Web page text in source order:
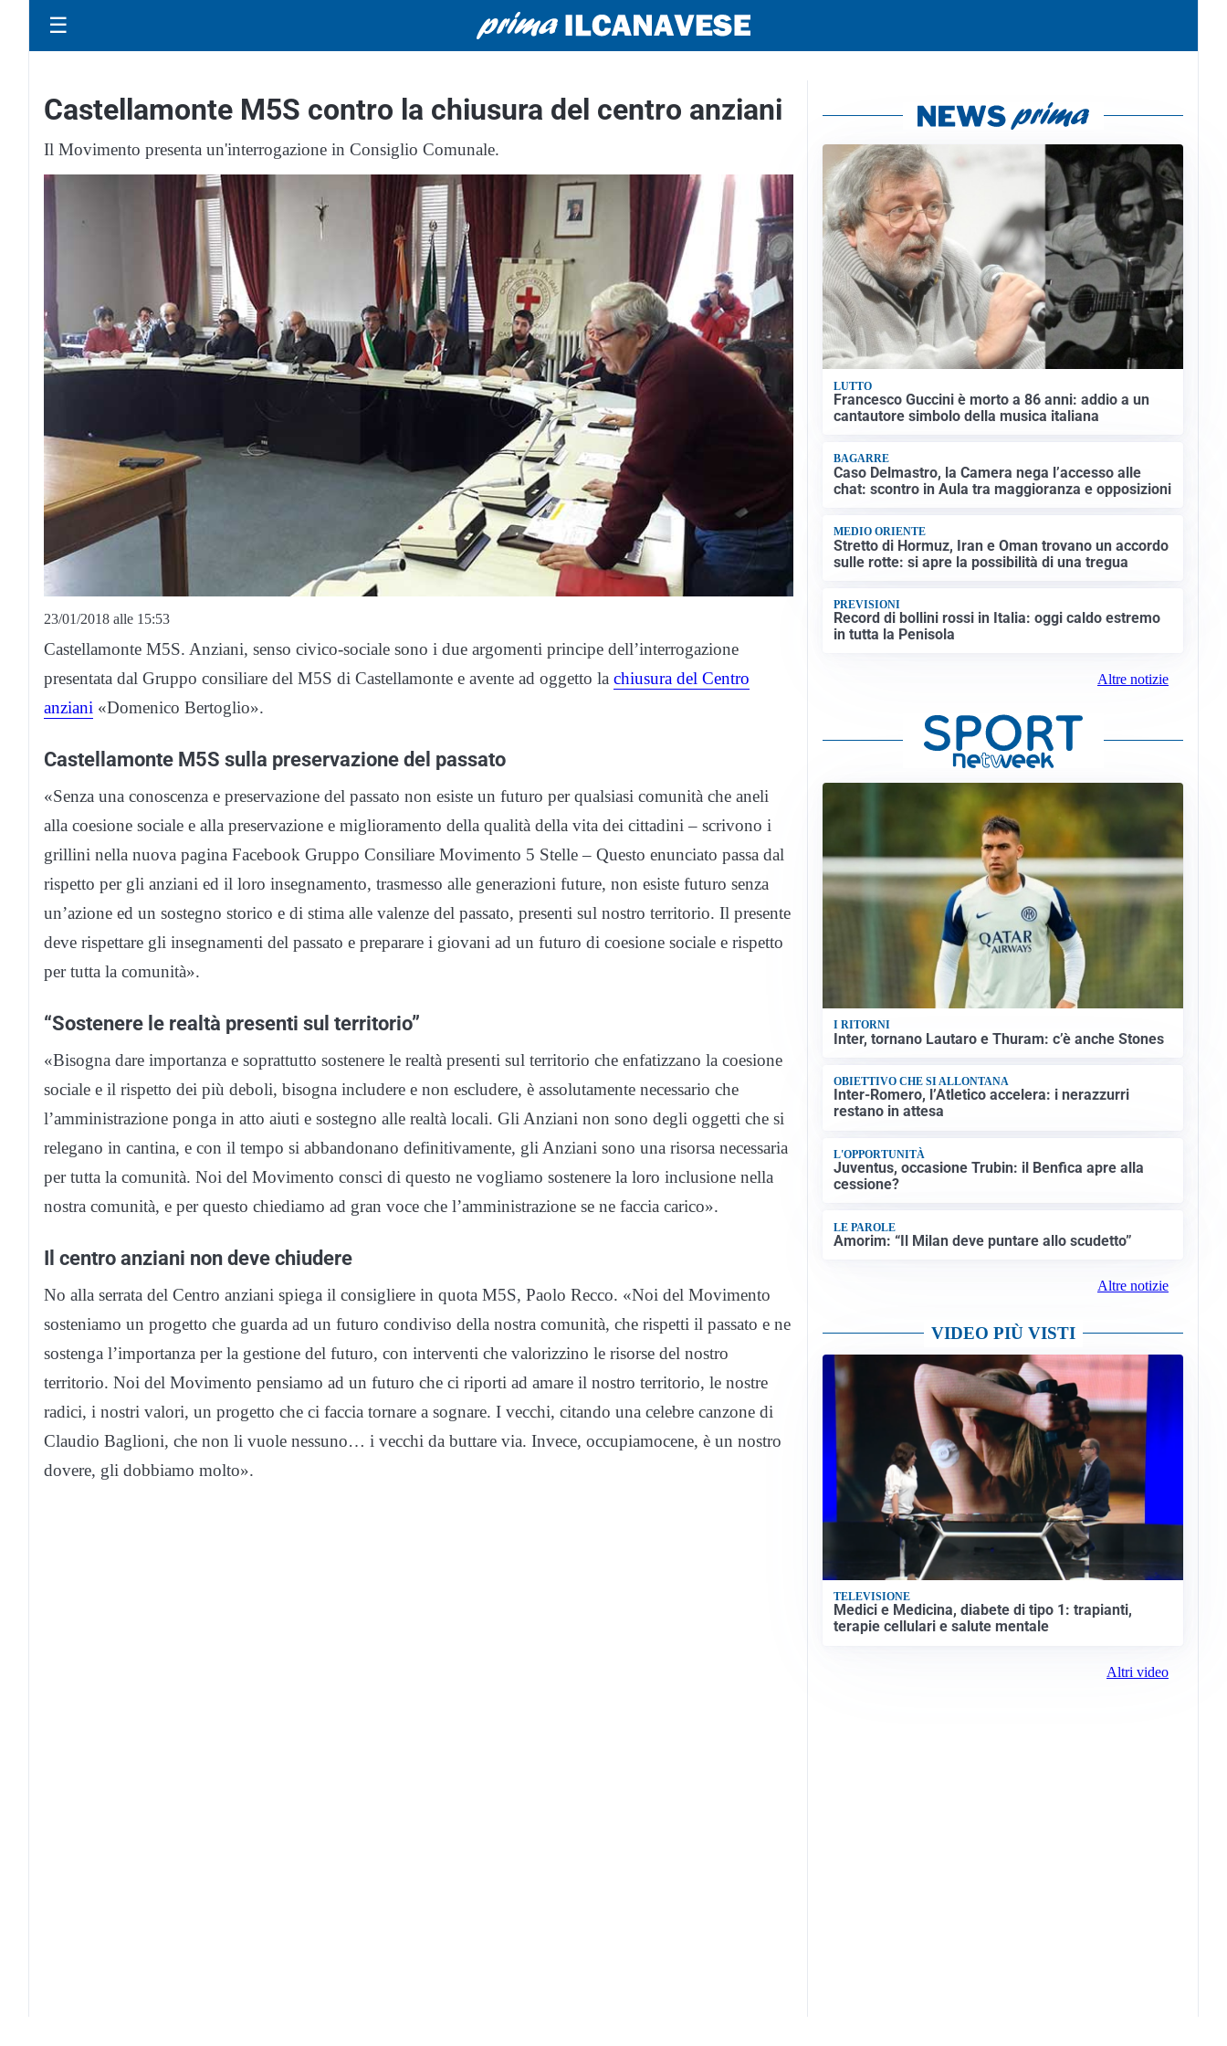
☰
Castellamonte M5S contro la chiusura del centro anziani
Il Movimento presenta un'interrogazione in Consiglio Comunale.
23/01/2018 alle 15:53
Castellamonte M5S. Anziani, senso civico-sociale sono i due argomenti principe dell’interrogazione
presentata dal Gruppo consiliare del M5S di Castellamonte e avente ad oggetto la chiusura del Centro
anziani «Domenico Bertoglio».
Castellamonte M5S sulla preservazione del passato
«Senza una conoscenza e preservazione del passato non esiste un futuro per qualsiasi comunità che aneli
alla coesione sociale e alla preservazione e miglioramento della qualità della vita dei cittadini – scrivono i
grillini nella nuova pagina Facebook Gruppo Consiliare Movimento 5 Stelle – Questo enunciato passa dal
rispetto per gli anziani ed il loro insegnamento, trasmesso alle generazioni future, non esiste futuro senza
un’azione ed un sostegno storico e di stima alle valenze del passato, presenti sul nostro territorio. Il presente
deve rispettare gli insegnamenti del passato e preparare i giovani ad un futuro di coesione sociale e rispetto
per tutta la comunità».
“Sostenere le realtà presenti sul territorio”
«Bisogna dare importanza e soprattutto sostenere le realtà presenti sul territorio che enfatizzano la coesione
sociale e il rispetto dei più deboli, bisogna includere e non escludere, è assolutamente necessario che
l’amministrazione ponga in atto aiuti e sostegno alle realtà locali. Gli Anziani non sono degli oggetti che si
relegano in cantina, e con il tempo si abbandonano definitivamente, gli Anziani sono una risorsa necessaria
per tutta la comunità. Noi del Movimento consci di questo ne vogliamo sostenere la loro inclusione nella
nostra comunità, e per questo chiediamo ad gran voce che l’amministrazione se ne faccia carico».
Il centro anziani non deve chiudere
No alla serrata del Centro anziani spiega il consigliere in quota M5S, Paolo Recco. «Noi del Movimento
sosteniamo un progetto che guarda ad un futuro condiviso della nostra comunità, che rispetti il passato e ne
sostenga l’importanza per la gestione del futuro, con interventi che valorizzino le risorse del nostro
territorio. Noi del Movimento pensiamo ad un futuro che ci riporti ad amare il nostro territorio, le nostre
radici, i nostri valori, un progetto che ci faccia tornare a sognare. I vecchi, citando una celebre canzone di
Claudio Baglioni, che non li vuole nessuno… i vecchi da buttare via. Invece, occupiamocene, è un nostro
dovere, gli dobbiamo molto».
LUTTO
Francesco Guccini è morto a 86 anni: addio a un
cantautore simbolo della musica italiana
BAGARRE
Caso Delmastro, la Camera nega l’accesso alle
chat: scontro in Aula tra maggioranza e opposizioni
MEDIO ORIENTE
Stretto di Hormuz, Iran e Oman trovano un accordo
sulle rotte: si apre la possibilità di una tregua
PREVISIONI
Record di bollini rossi in Italia: oggi caldo estremo
in tutta la Penisola
Altre notizie
I RITORNI
Inter, tornano Lautaro e Thuram: c’è anche Stones
OBIETTIVO CHE SI ALLONTANA
Inter-Romero, l’Atletico accelera: i nerazzurri
restano in attesa
L'OPPORTUNITÀ
Juventus, occasione Trubin: il Benfica apre alla
cessione?
LE PAROLE
Amorim: “Il Milan deve puntare allo scudetto”
Altre notizie
VIDEO PIÙ VISTI
TELEVISIONE
Medici e Medicina, diabete di tipo 1: trapianti,
terapie cellulari e salute mentale
Altri video